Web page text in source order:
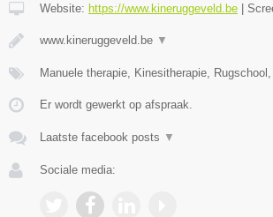
Website: https://www.kineruggeveld.be |
www.kineruggeveld.be ▼
Manuele therapie, Kinesitherapie, Rugschool,
Er wordt gewerkt op afspraak.
Laatste facebook posts ▼
Sociale media: